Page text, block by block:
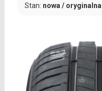
Stan: nowa / oryginalna